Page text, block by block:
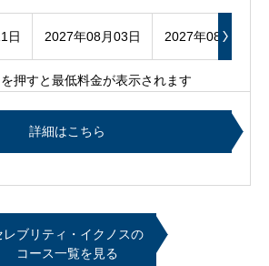
日 2027年08月03日 2027年08月31日
押すと最低料金が表示されます
詳細はこちら
レブリティ・イクノスの
コース一覧を見る